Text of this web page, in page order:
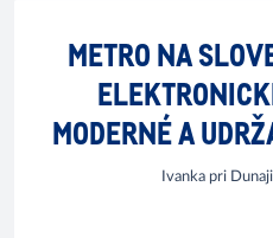
METRO NA
MODERNÉ A
Ivanka pri